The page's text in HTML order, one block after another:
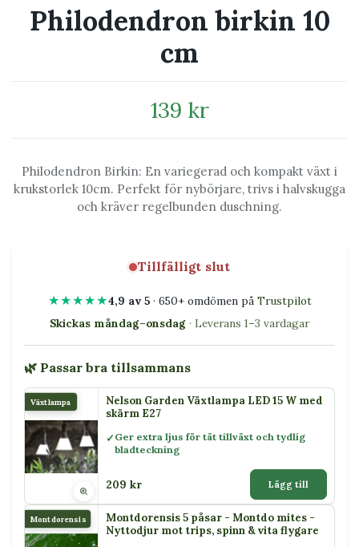
Philodendron birkin 10
cm
139 kr
Philodendron Birkin: En variegerad och kompakt växt i
krukstorlek 10cm. Perfekt för nybörjare, trivs i halvskugga
och kräver regelbunden duschning.
Tillfälligt slut
★★★★★4,9 av 5· 650+ omdömen på Trustpilot
Skickas måndag–onsdag · Leverans 1–3 vardagar
🌿 Passar bra tillsammans
Växtlampa
Nelson Garden Växtlampa LED 15 W med
skärm E27
Ger extra ljus för tät tillväxt och tydlig
bladteckning
209 kr Lägg till
Montdorensis
Montdorensis 5 påsar - Montdo mites -
Nyttodjur mot trips, spinn & vita flygare